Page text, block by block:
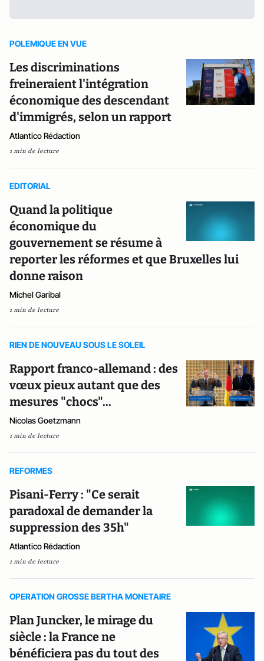
POLEMIQUE EN VUE
Les discriminations
freineraient l'intégration
économique des descendant
d'immigrés, selon un rapport
Atlantico Rédaction
1 min de lecture
EDITORIAL
Quand la politique
économique du
gouvernement se résume à
reporter les réformes et que Bruxelles lui
donne raison
Michel Garibal
1 min de lecture
RIEN DE NOUVEAU SOUS LE SOLEIL
Rapport franco-allemand : des
vœux pieux autant que des
mesures "chocs"...
Nicolas Goetzmann
1 min de lecture
REFORMES
Pisani-Ferry : "Ce serait
paradoxal de demander la
suppression des 35h"
Atlantico Rédaction
1 min de lecture
OPERATION GROSSE BERTHA MONETAIRE
Plan Juncker, le mirage du
siècle : la France ne
bénéficiera pas du tout des